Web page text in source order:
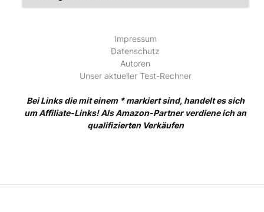
Impressum
Datenschutz
Autoren
Unser aktueller Test-Rechner
Bei Links die mit einem * markiert sind, handelt es sich
um Affiliate-Links! Als Amazon-Partner verdiene ich an
qualifizierten Verkäufen